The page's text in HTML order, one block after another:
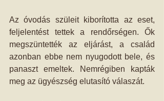
Az óvodás szüleit kiborította az eset,
feljelentést tettek a rendőrségen. Ők
megszüntették az eljárást, a család
azonban ebbe nem nyugodott bele, és
panaszt emeltek. Nemrégiben kapták
meg az ügyészség elutasító válaszát.